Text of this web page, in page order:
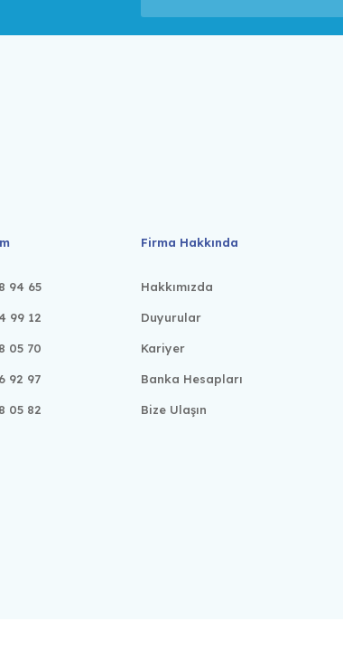
94 65
99 12
05 70
92 97
05 82
Firma Hakkında
Hakkımızda
Duyurular
Kariyer
Banka Hesapları
Bize Ulaşın